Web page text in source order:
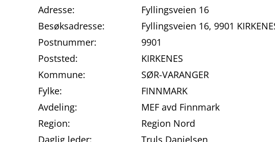
Adresse:
Fyllingsveien 16
Besøksadresse:
Fyllingsveien 16, 9901
Postnummer:
9901
Poststed:
KIRKENES
Kommune:
SØR-VARANGER
Fylke:
FINNMARK
Avdeling:
MEF avd Finnmark
Region:
Region Nord
Daglig leder:
Truls Danielsen